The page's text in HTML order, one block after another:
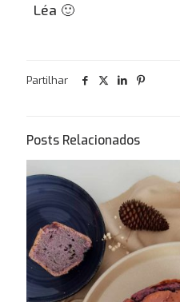
Léa 🙂Gostas de Bolos?
Partilhar
Posts Relacionados